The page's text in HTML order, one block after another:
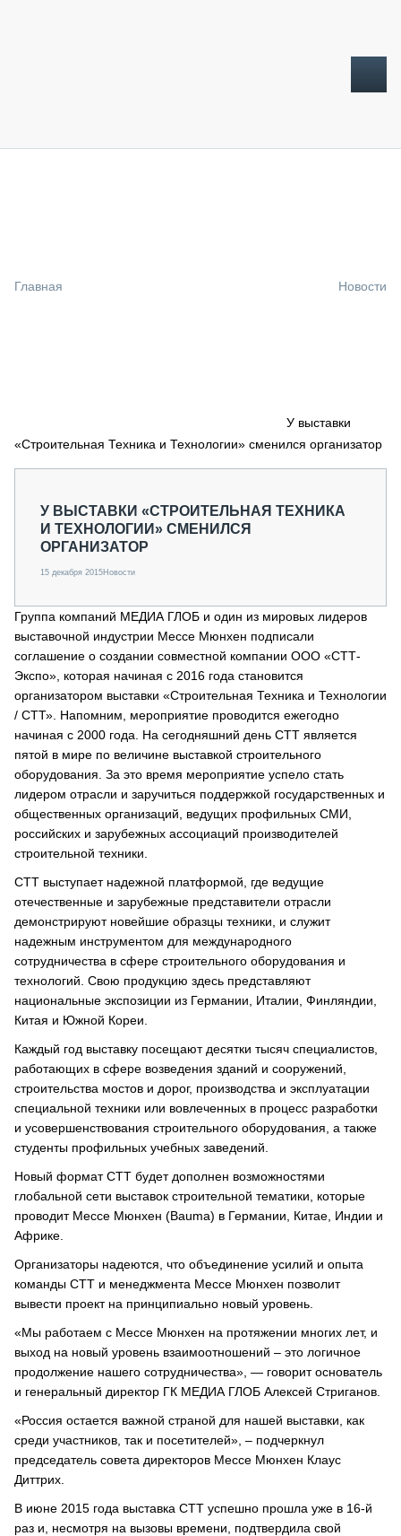
СПЕЦПРОЕКТЫ
О ПРОЕКТЕ
Главная Новости
У выставки
«Строительная Техника и Технологии» сменился организатор
У ВЫСТАВКИ «СТРОИТЕЛЬНАЯ ТЕХНИКА
И ТЕХНОЛОГИИ» СМЕНИЛСЯ
ОРГАНИЗАТОР
15 декабря 2015Новости
Группа компаний МЕДИА ГЛОБ и один из мировых лидеров
выставочной индустрии Мессе Мюнхен подписали
соглашение о создании совместной компании ООО «СТТ-
Экспо», которая начиная с 2016 года становится
организатором выставки «Строительная Техника и Технологии
/ СТТ». Напомним, мероприятие проводится ежегодно
начиная с 2000 года. На сегодняшний день СТТ является
пятой в мире по величине выставкой строительного
оборудования. За это время мероприятие успело стать
лидером отрасли и заручиться поддержкой государственных и
общественных организаций, ведущих профильных СМИ,
российских и зарубежных ассоциаций производителей
строительной техники.
СТТ выступает надежной платформой, где ведущие
отечественные и зарубежные представители отрасли
демонстрируют новейшие образцы техники, и служит
надежным инструментом для международного
сотрудничества в сфере строительного оборудования и
технологий. Свою продукцию здесь представляют
национальные экспозиции из Германии, Италии, Финляндии,
Китая и Южной Кореи.
Каждый год выставку посещают десятки тысяч специалистов,
работающих в сфере возведения зданий и сооружений,
строительства мостов и дорог, производства и эксплуатации
специальной техники или вовлеченных в процесс разработки
и усовершенствования строительного оборудования, а также
студенты профильных учебных заведений.
Новый формат СТТ будет дополнен возможностями
глобальной сети выставок строительной тематики, которые
проводит Мессе Мюнхен (Bauma) в Германии, Китае, Индии и
Африке.
Организаторы надеются, что объединение усилий и опыта
команды СТТ и менеджмента Мессе Мюнхен позволит
вывести проект на принципиально новый уровень.
«Мы работаем с Мессе Мюнхен на протяжении многих лет, и
выход на новый уровень взаимоотношений – это логичное
продолжение нашего сотрудничества», — говорит основатель
и генеральный директор ГК МЕДИА ГЛОБ Алексей Стриганов.
«Россия остается важной страной для нашей выставки, как
среди участников, так и посетителей», – подчеркнул
председатель совета директоров Мессе Мюнхен Клаус
Диттрих.
В июне 2015 года выставка СТТ успешно прошла уже в 16-й
раз и, несмотря на вызовы времени, подтвердила свой